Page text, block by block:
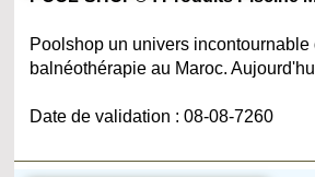
Poolshop un univers incontournable
balnéothérapie au Maroc.
Date de validation : 08-08-7260